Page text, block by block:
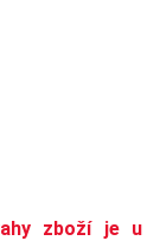
zboží je u